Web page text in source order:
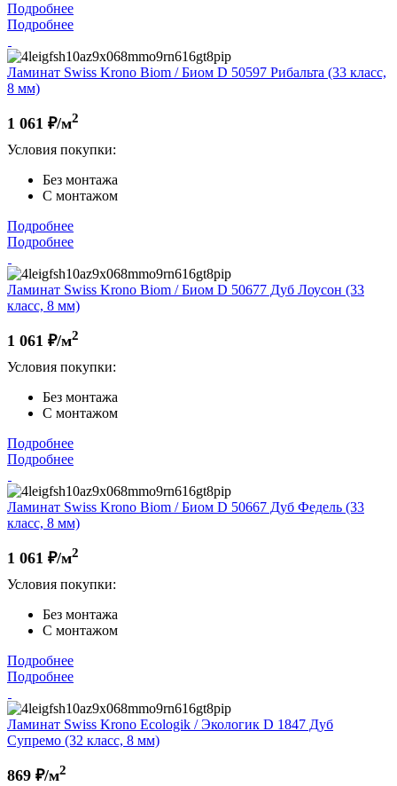
Подробнее
Подробнее
Ламинат Swiss Krono Biom / Биом D 50597 Рибальта (33 класс,
8 мм)
1 061 ₽/м2
Условия покупки:
Без монтажа
С монтажом
Подробнее
Подробнее
Ламинат Swiss Krono Biom / Биом D 50677 Дуб Лоусон (33
класс, 8 мм)
1 061 ₽/м2
Условия покупки:
Без монтажа
С монтажом
Подробнее
Подробнее
Ламинат Swiss Krono Biom / Биом D 50667 Дуб Федель (33
класс, 8 мм)
1 061 ₽/м2
Условия покупки:
Без монтажа
С монтажом
Подробнее
Подробнее
Ламинат Swiss Krono Ecologik / Экологик D 1847 Дуб
Супремо (32 класс, 8 мм)
869 ₽/м2